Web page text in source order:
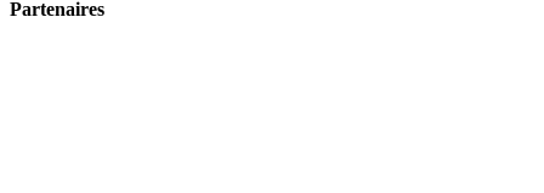
Partenaires